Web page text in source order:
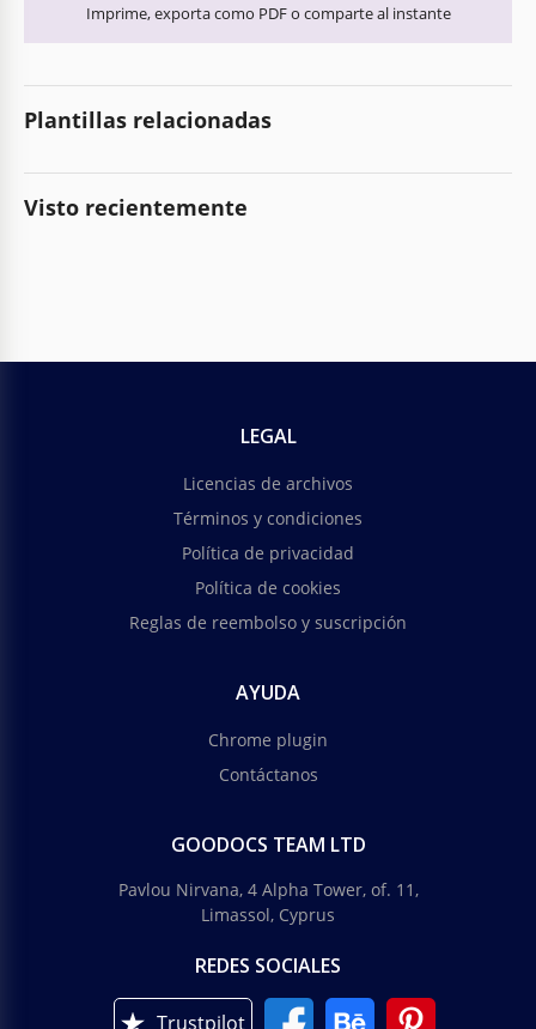
Imprime, exporta como PDF o comparte al instante
Plantillas relacionadas
Visto recientemente
LEGAL
Licencias de archivos
Términos y condiciones
Política de privacidad
Política de cookies
Reglas de reembolso y suscripción
AYUDA
Chrome plugin
Contáctanos
GOODOCS TEAM LTD
Pavlou Nirvana, 4 Alpha Tower, of. 11,
Limassol, Cyprus
REDES SOCIALES
Trustpilot